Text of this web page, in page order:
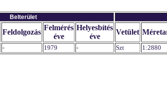
Belterület
Feldolgozás
Felmérés
éve
Helyesbítés
éve
Vetület
- 1979 - Szt 1:2880